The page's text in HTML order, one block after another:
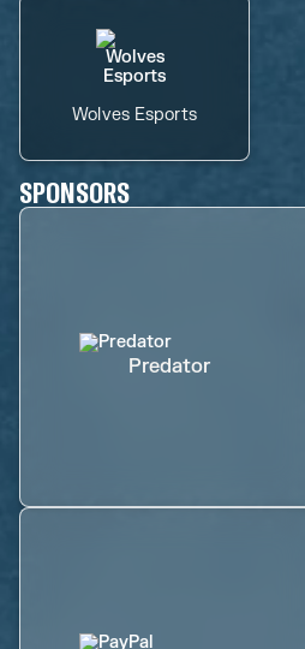
Wolves Esports
SPONSORS
Predator